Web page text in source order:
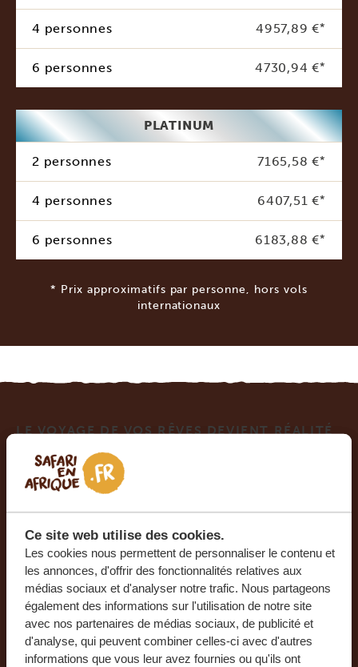
Ce site web utilise des cookies.
Les cookies nous permettent de personnaliser le contenu et
les annonces, d'offrir des fonctionnalités relatives aux
médias sociaux et d'analyser notre trafic. Nous partageons
également des informations sur l'utilisation de notre site
avec nos partenaires de médias sociaux, de publicité et
d'analyse, qui peuvent combiner celles-ci avec d'autres
informations que vous leur avez fournies ou qu'ils ont
4 personnes 4957,89 €*
6 personnes 4730,94 €*
PLATINUM
2 personnes 7165,58 €*
4 personnes 6407,51 €*
6 personnes 6183,88 €*
* Prix approximatifs par personne, hors vols
internationaux
LE VOYAGE DE VOS RÊVES DEVIENT RÉALITÉ
AVEC SAFARI EN AFRIQUE.
Ce voyage vous intéresse ? Tous les voyages que
nous organisons sont privés et composés sur
mesure, afin de vous faire passer un séjour
unique et inoubliable. Nos experts vous aideront
à organiser le plus beau voyage de votre vie.
DEMANDER UN DEVIS POUR CE VOYAGE